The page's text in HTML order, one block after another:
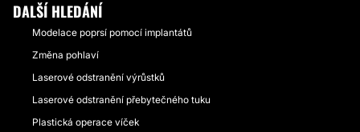
DALŠÍ HLEDÁNÍ
Modelace poprsí pomocí implantátů
Změna pohlaví
Laserové odstranění výrůstků
Laserové odstranění přebytečného tuku
Plastická operace víček